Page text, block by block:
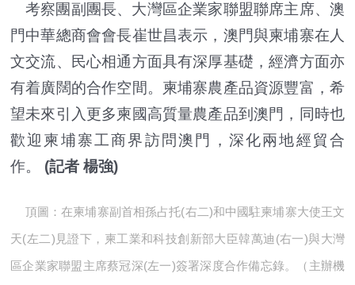
考察團副團長、大灣區企業家聯盟聯席主席、澳
門中華總商會會長崔世昌表示，澳門與柬埔寨在人
文交流、民心相通方面具有深厚基礎，經濟方面亦
有着廣闊的合作空間。柬埔寨農產品資源豐富，希
望未來引入更多柬國高質量農產品到澳門，同時也
歡迎柬埔寨工商界訪問澳門，深化兩地經貿合
作。 (記者 楊強)
頂圖：在柬埔寨副首相孫占托(右二)和中國駐柬埔寨大使王文
天(左二)見證下，柬工業和科技創新部大臣韓萬迪(右一)與大灣
區企業家聯盟主席蔡冠深(左一)簽署深度合作備忘錄。（ 主辦機